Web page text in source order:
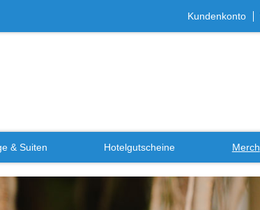
Kundenkonto
& Suiten Hotelgutscheine Merch